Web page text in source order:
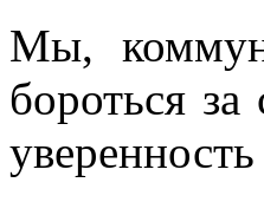
Мы,
бороться